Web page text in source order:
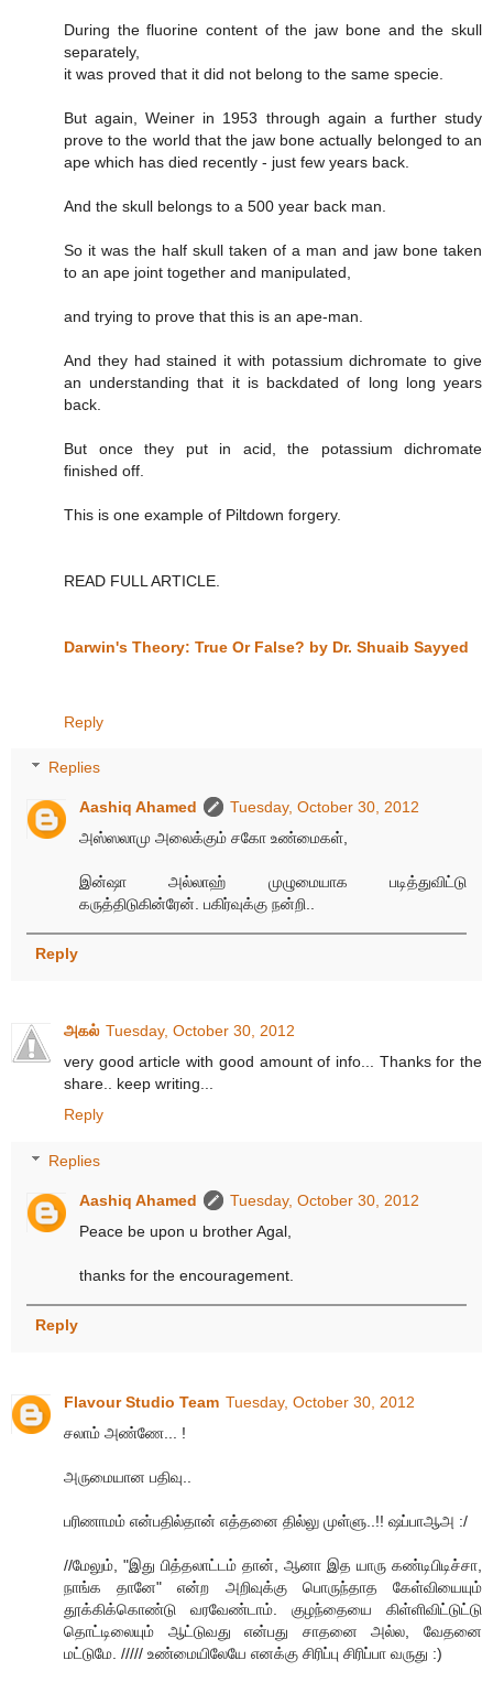
During the fluorine content of the jaw bone and the skull
separately,
it was proved that it did not belong to the same specie.
But again, Weiner in 1953 through again a further study
prove to the world that the jaw bone actually belonged to an
ape which has died recently - just few years back.
And the skull belongs to a 500 year back man.
So it was the half skull taken of a man and jaw bone taken
to an ape joint together and manipulated,
and trying to prove that this is an ape-man.
And they had stained it with potassium dichromate to give
an understanding that it is backdated of long long years
back.
But once they put in acid, the potassium dichromate
finished off.
This is one example of Piltdown forgery.
READ FULL ARTICLE.
Darwin's Theory: True Or False? by Dr. Shuaib Sayyed
Reply
Replies
Aashiq Ahamed
Tuesday, October 30, 2012
அஸ்ஸலாமு அலைக்கும் சகோ உண்மைகள்,
இன்ஷா அல்லாஹ் முழுமையாக படித்துவிட்டு
கருத்திடுகின்ரேன். பகிர்வுக்கு நன்றி..
Reply
அகல் Tuesday, October 30, 2012
very good article with good amount of info... Thanks for the
share.. keep writing...
Reply
Replies
Aashiq Ahamed
Tuesday, October 30, 2012
Peace be upon u brother Agal,
thanks for the encouragement.
Reply
Flavour Studio Team Tuesday, October 30, 2012
சலாம் அண்ணே... !
அருமையான பதிவு..
பரிணாமம் என்பதில்தான் எத்தனை தில்லு முள்ளு..!! ஷப்பாஆஅ :/
//மேலும், "இது பித்தலாட்டம் தான், ஆனா இத யாரு கண்டிபிடிச்சா,
நாங்க தானே" என்ற அறிவுக்கு பொருந்தாத கேள்வியையும்
தூக்கிக்கொண்டு வரவேண்டாம். குழந்தையை கிள்ளிவிட்டுட்டு
தொட்டிலையும் ஆட்டுவது என்பது சாதனை அல்ல, வேதனை
மட்டுமே. ///// உண்மையிலேயே எனக்கு சிரிப்பு சிரிப்பா வருது :)